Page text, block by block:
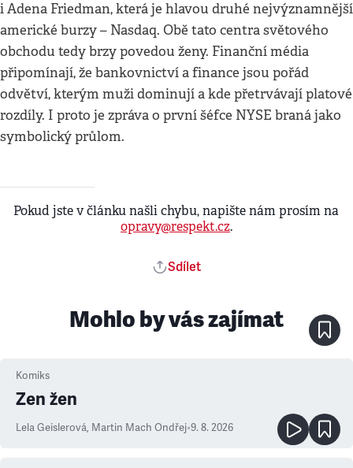
i Adena Friedman, která je hlavou druhé nejvýznamnější
americké burzy – Nasdaq. Obě tato centra světového
obchodu tedy brzy povedou ženy. Finanční média
připomínají, že bankovnictví a finance jsou pořád
odvětví, kterým muži dominují a kde přetrvávají platové
rozdíly. I proto je zpráva o první šéfce NYSE braná jako
symbolický průlom.
Pokud jste v článku našli chybu, napište nám prosím na
opravy@respekt.cz.
Sdílet
Mohlo by vás zajímat
Komiks
Zen žen
Lela Geislerová, Martin Mach Ondřej•9. 8. 2026